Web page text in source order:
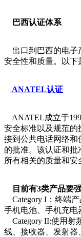
巴西认证体系
出口到巴西的电子
安全性和质量。以下
ANATEL认证
ANATEL成立于
安全标准以及规范的
接到公共电话网络和
的批准。该认证和
所有相关的质量和安
目前有3类产品要
Category I：终端产
手机电池、手机充电
Category II:使用射
线、接收器、发射器